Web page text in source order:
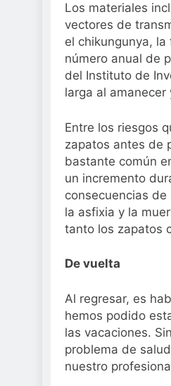
Los materiales
vectores de
el chikungunya,
número anual de
del Instituto de
larga al amanecer
Entre los riesgos
zapatos antes de
bastante común
un incremento
consecuencias
la asfixia y la
tanto los zapatos
De vuelta
Al regresar, es
hemos podido
las vacaciones.
problema de
nuestro